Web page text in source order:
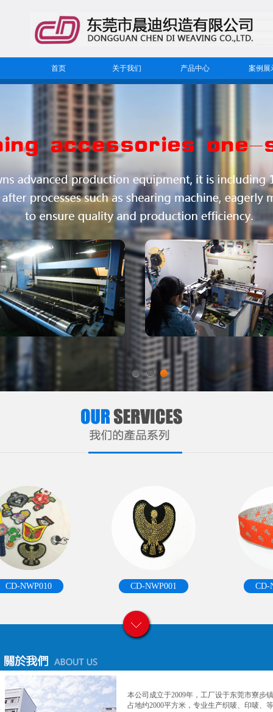
首页 关于我们 产品中心 案例展
2 3
CD-NWP010 CD-NWP001 CD-
本公司成立于2009年，工厂设于东莞市寮步
占地约2000平方米，专业生产织唛、印唛、